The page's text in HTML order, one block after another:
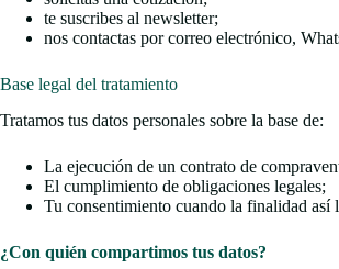
te suscribes al newsletter;
nos contactas por correo electrónico,
Base legal del tratamiento
Tratamos tus datos personales sobre la base de:
La ejecución de un contrato de
El cumplimiento de obligaciones legales;
Tu consentimiento cuando la finalidad así
¿Con quién compartimos tus datos?